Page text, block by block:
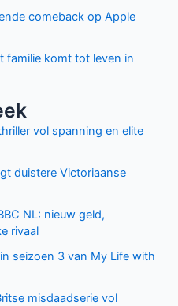
comeback op Apple
familie komt tot leven in
vol spanning en elite
duistere Victoriaanse
NL: nieuw geld,
rivaal
seizoen 3 van My Life with
misdaadserie vol